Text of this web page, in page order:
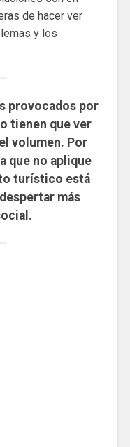
de hacer ver
y los
provocados por
tienen que ver
volumen. Por
que no aplique
turístico está
más